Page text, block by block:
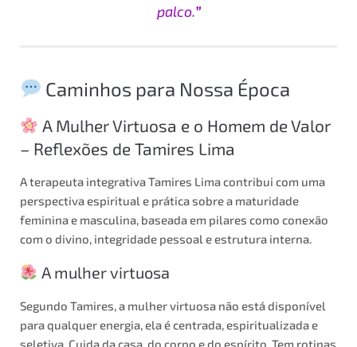
palco.”
Caminhos para Nossa Época
A Mulher Virtuosa e o Homem de Valor
– Reflexões de Tamires Lima
A terapeuta integrativa Tamires Lima contribui com uma
perspectiva espiritual e prática sobre a maturidade
feminina e masculina, baseada em pilares como conexão
com o divino, integridade pessoal e estrutura interna.
A mulher virtuosa
Segundo Tamires, a mulher virtuosa não está disponível
para qualquer energia, ela é centrada, espiritualizada e
seletiva. Cuida da casa, do corpo e do espírito. Tem rotinas